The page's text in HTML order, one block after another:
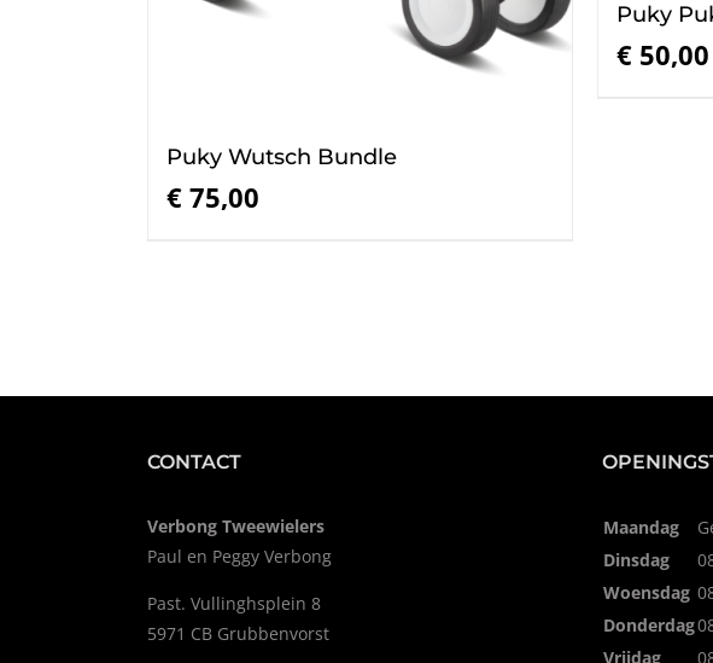
Puky Wutsch Bundle
€ 75,00
Puky
€ 50,00
CONTACT
Verbong Tweewielers
Paul en Peggy Verbong
Past. Vullinghsplein 8
5971 CB Grubbenvorst
Maandag
Dinsdag
Woensdag
Donderdag
Vrijdag